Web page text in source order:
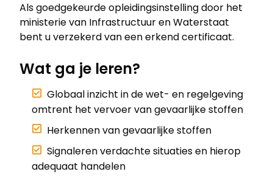
Als goedgekeurde opleidingsinstelling door het
ministerie van Infrastructuur en Waterstaat
bent u verzekerd van een erkend certificaat.
Wat ga je leren?
Globaal inzicht in de wet- en regelgeving
omtrent het vervoer van gevaarlijke stoffen
Herkennen van gevaarlijke stoffen
Signaleren verdachte situaties en hierop
adequaat handelen